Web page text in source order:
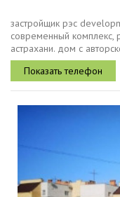
застройщик рэс
современный комплекс,
астрахани. дом с
продуманными
вам...